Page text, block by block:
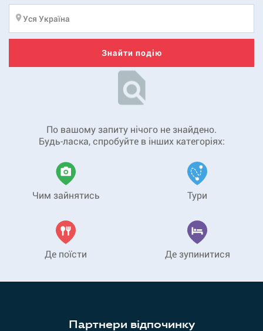
Знайти подію
По вашому запиту нічого не знайдено.
Будь-ласка, спробуйте в інших категоріях:
Чим зайнятись Тури
Де поїсти Де зупинитися
Партнери відпочинку